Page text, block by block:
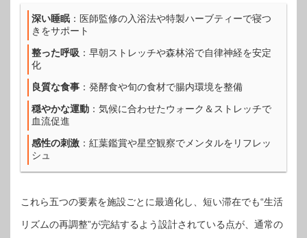
深い睡眠 ：医師監修の入浴法や特製ハーブティーで寝つ
きをサポート
整った呼吸 ：早朝ストレッチや森林浴で自律神経を安定
化
良質な食事 ：発酵食や旬の食材で腸内環境を整備
穏やかな運動 ：気候に合わせたウォーク＆ストレッチで
血流促進
感性の刺激 ：紅葉鑑賞や星空観察でメンタルをリフレッ
シュ
これら五つの要素を施設ごとに最適化し、短い滞在でも“生活
リズムの再調整”が完結するよう設計されている点が、通常の